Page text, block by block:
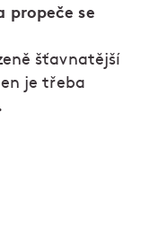
propeče se
šťavnatější
je třeba
.